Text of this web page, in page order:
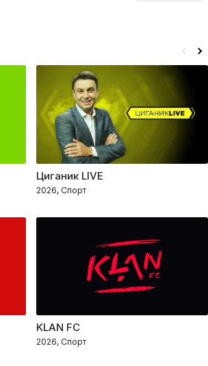
Циганик LIVE
2026, Спорт
KLAN FC
2026, Спорт